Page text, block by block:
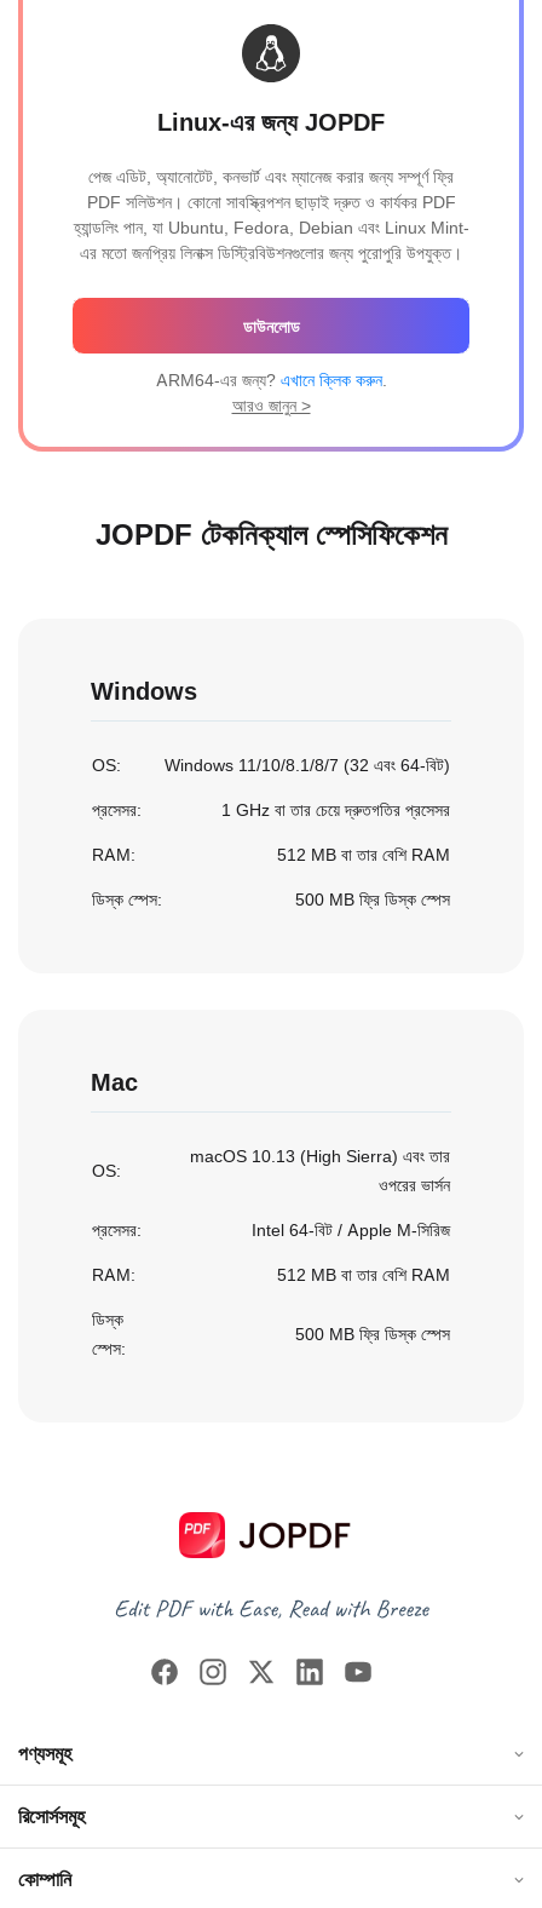
Linux-এর জন্য JOPDF
পেজ এডিট, অ্যানোটেট, কনভার্ট এবং ম্যানেজ করার জন্য সম্পূর্ণ ফ্রি
PDF সলিউশন। কোনো সাবস্ক্রিপশন ছাড়াই দ্রুত ও কার্যকর PDF
হ্যান্ডলিং পান, যা Ubuntu, Fedora, Debian এবং Linux Mint-
এর মতো জনপ্রিয় লিনাক্স ডিস্ট্রিবিউশনগুলোর জন্য পুরোপুরি উপযুক্ত।
ডাউনলোড
ARM64-এর জন্য? এখানে ক্লিক করুন.
আরও জানুন >
JOPDF টেকনিক্যাল স্পেসিফিকেশন
Windows
OS: Windows 11/10/8.1/8/7 (32 এবং 64-বিট)
প্রসেসর: 1 GHz বা তার চেয়ে দ্রুতগতির প্রসেসর
RAM: 512 MB বা তার বেশি RAM
ডিস্ক স্পেস: 500 MB ফ্রি ডিস্ক স্পেস
Mac
OS:
macOS 10.13 (High Sierra) এবং তার
ওপরের ভার্সন
প্রসেসর: Intel 64-বিট / Apple M-সিরিজ
RAM: 512 MB বা তার বেশি RAM
ডিস্ক
স্পেস:
500 MB ফ্রি ডিস্ক স্পেস
পণ্যসমূহ
রিসোর্সসমূহ
কোম্পানি